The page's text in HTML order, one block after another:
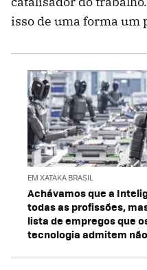
isso de uma forma um
EM XATAKA BRASIL
Achávamos que a
todas as profissões,
lista de empregos que
tecnologia admitem